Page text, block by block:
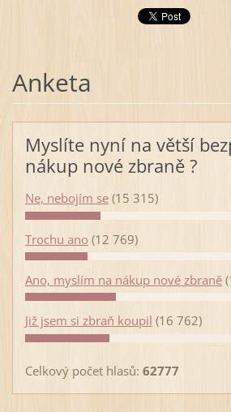
Anketa
Myslíte nyní na větší
nákup nové zbraně ?
Ne, nebojím se (15 315)
Trochu ano (12 769)
Ano, myslím na nákup nové zbraně
Již jsem si zbraň koupil (16 762)
Celkový počet hlasů: 62777